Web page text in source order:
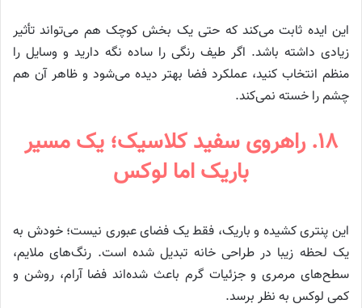
این ایده ثابت می‌کند که حتی یک بخش کوچک هم می‌تواند تأثیر
زیادی داشته باشد. اگر طیف رنگی را ساده نگه دارید و وسایل را
منظم انتخاب کنید، عملکرد فضا بهتر دیده می‌شود و ظاهر آن هم
چشم را خسته نمی‌کند.
۱۸. راهروی سفید کلاسیک؛ یک مسیر
باریک اما لوکس
این پنتری کشیده و باریک، فقط یک فضای عبوری نیست؛ خودش به
یک لحظه زیبا در طراحی خانه تبدیل شده است. رنگ‌های ملایم،
سطح‌های مرمری و جزئیات گرم باعث شده‌اند فضا آرام، روشن و
کمی لوکس به نظر برسد.